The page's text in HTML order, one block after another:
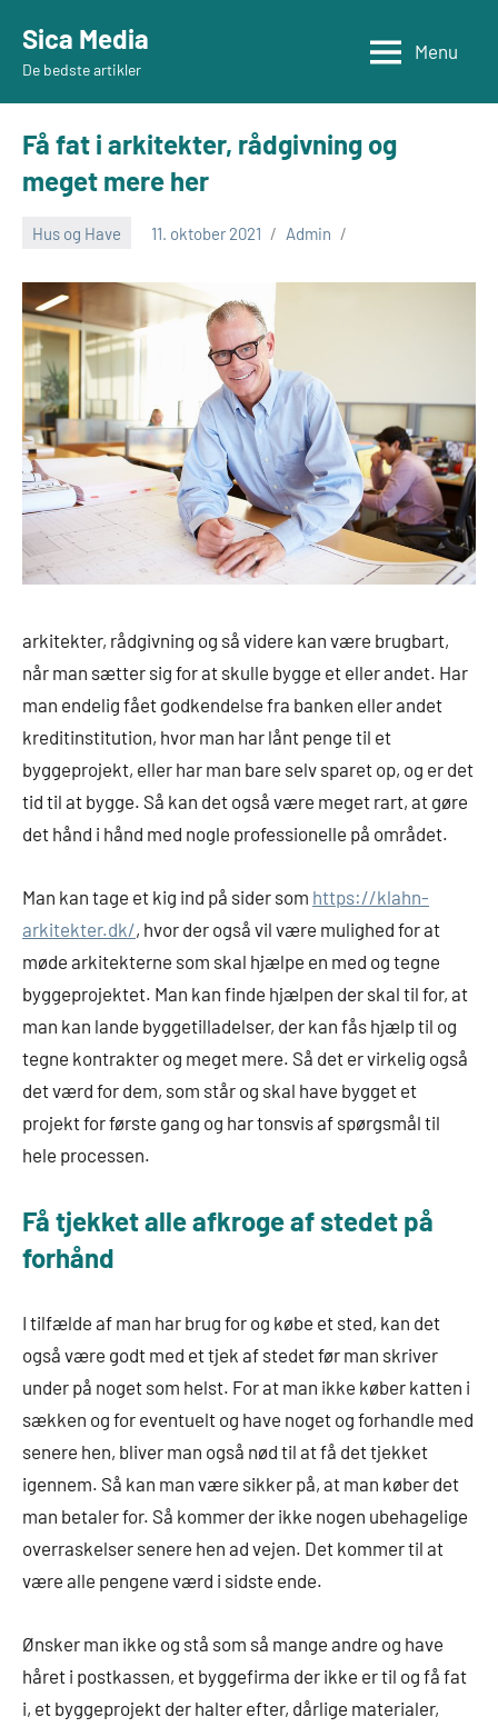
indhold
Sica Media
De bedste artikler
Menu
Få fat i arkitekter, rådgivning og
meget mere her
Hus og Have 11. oktober 2021 Admin
arkitekter, rådgivning og så videre kan være brugbart,
når man sætter sig for at skulle bygge et eller andet. Har
man endelig fået godkendelse fra banken eller andet
kreditinstitution, hvor man har lånt penge til et
byggeprojekt, eller har man bare selv sparet op, og er det
tid til at bygge. Så kan det også være meget rart, at gøre
det hånd i hånd med nogle professionelle på området.
Man kan tage et kig ind på sider som https://klahn-
arkitekter.dk/, hvor der også vil være mulighed for at
møde arkitekterne som skal hjælpe en med og tegne
byggeprojektet. Man kan finde hjælpen der skal til for, at
man kan lande byggetilladelser, der kan fås hjælp til og
tegne kontrakter og meget mere. Så det er virkelig også
det værd for dem, som står og skal have bygget et
projekt for første gang og har tonsvis af spørgsmål til
hele processen.
Få tjekket alle afkroge af stedet på
forhånd
I tilfælde af man har brug for og købe et sted, kan det
også være godt med et tjek af stedet før man skriver
under på noget som helst. For at man ikke køber katten i
sækken og for eventuelt og have noget og forhandle med
senere hen, bliver man også nød til at få det tjekket
igennem. Så kan man være sikker på, at man køber det
man betaler for. Så kommer der ikke nogen ubehagelige
overraskelser senere hen ad vejen. Det kommer til at
være alle pengene værd i sidste ende.
Ønsker man ikke og stå som så mange andre og have
håret i postkassen, et byggefirma der ikke er til og få fat
i, et byggeprojekt der halter efter, dårlige materialer,